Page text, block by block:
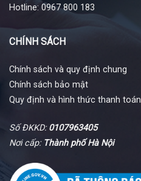
Hotline: 0967 800 183
CHÍNH SÁCH
Chính sách và quy định chung
Chính sách bảo mật
Quy định và hình thức thanh toán
Số ĐKKD:0107963405
Nơi cấp: Thành phố Hà Nội